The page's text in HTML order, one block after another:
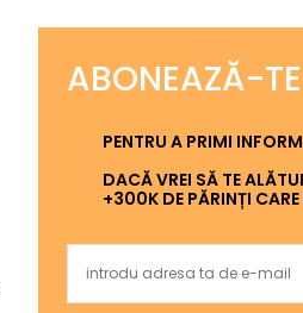
ABONEAZĂ-
PENTRU A PRIMI
DACĂ VREI SĂ TE
+300K DE PĂRINȚI